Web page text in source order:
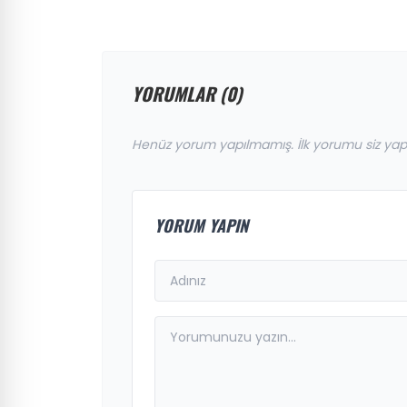
YORUMLAR (0)
Henüz yorum yapılmamış. İlk yorumu siz
YORUM YAPIN